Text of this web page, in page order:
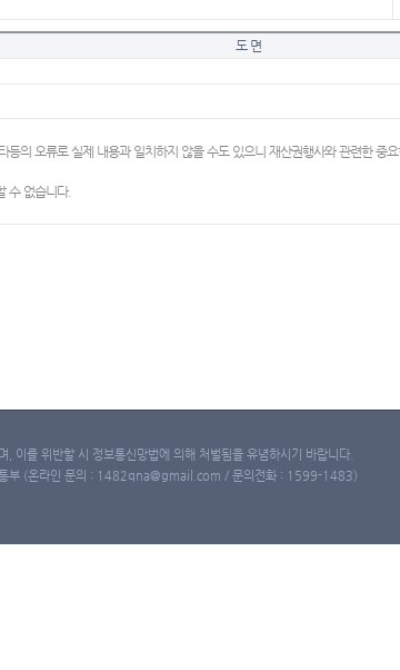
도 면
등의 오류로 실제 내용과 일치하지 않을 수도 있으니 재산권행사와 관련한 중
수 없습니다.
이를 위반할 시 정보통신망법에 의해 처벌됨을 유념하시기 바랍니다.
부 (온라인 문의 : 1482qna@gmail.com / 문의전화 : 1599-1483)